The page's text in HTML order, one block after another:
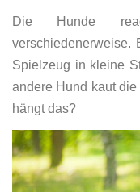
Die Hunde
verschiedenerweise.
Spielzeug in kleine
andere Hund kaut
hängt das?